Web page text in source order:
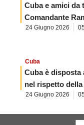
Cuba e amici
Comandante
24 Giugno 2026
Cuba
Cuba è disposta
nel rispetto
24 Giugno 2026